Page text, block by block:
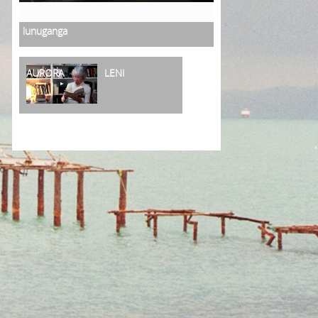
lunuganga
AURORA LENI